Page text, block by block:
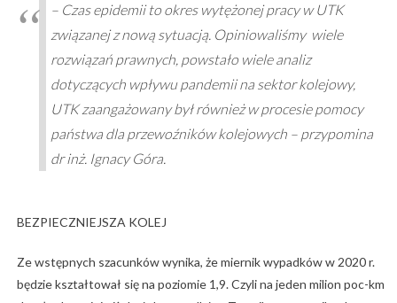
– Czas epidemii to okres wytężonej pracy w UTK
związanej z nową sytuacją. Opiniowaliśmy wiele
rozwiązań prawnych, powstało wiele analiz
dotyczących wpływu pandemii na sektor kolejowy,
UTK zaangażowany był również w procesie pomocy
państwa dla przewoźników kolejowych – przypomina
dr inż. Ignacy Góra.
BEZPIECZNIEJSZA KOLEJ
Ze wstępnych szacunków wynika, że miernik wypadków w 2020 r.
będzie kształtował się na poziomie 1,9. Czyli na jeden milion poc-km